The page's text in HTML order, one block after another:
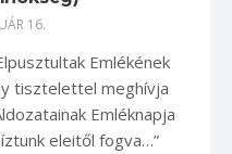
16.
Emlékének
tisztelettel meghívja
Emléknapja
eleitől fogva…”